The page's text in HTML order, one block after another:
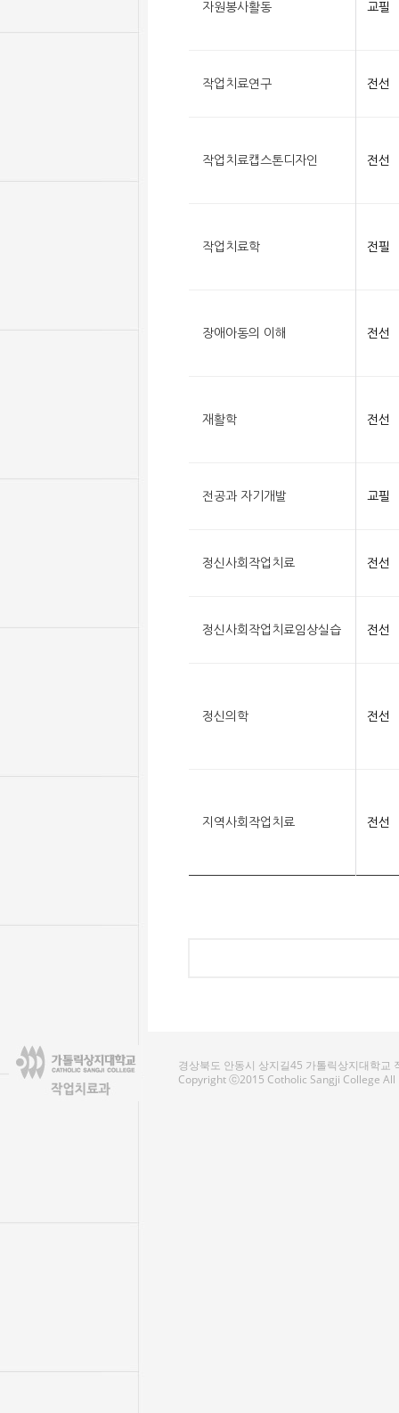
자원봉사활동 교필
작업치료연구 전선
작업치료캡스톤디자인 전선
작업치료학 전필
장애아동의 이해 전선
재활학 전선
전공과 자기개발 교필
정신사회작업치료 전선
정신사회작업치료임상실습 전선
정신의학 전선
지역사회작업치료 전선
경상북도 안동시 상지길45 가톨릭상지대학교
Copyright ⓒ2015 Cotholic Sangji College